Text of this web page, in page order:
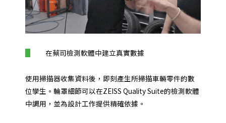
在蔡司檢測軟體中建立真實數據
使用掃描器收集資料後，即刻產生所掃描車輛零件的數
位孿生。輪罩細節可以在ZEISS Quality Suite的檢測軟體
中調用，並為設計工作提供精確依據。